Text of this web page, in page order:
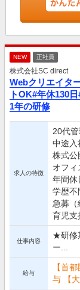
NEW 正社員
株式会社SC direct
Webクリエイタ
トOK#年休130
1年の研修
求人の特徴
20代
中途入
株式公
オフィ
年間休
学歴不
急募（
育児支
仕事内容
★研修
ー...
給与
【首
与 【